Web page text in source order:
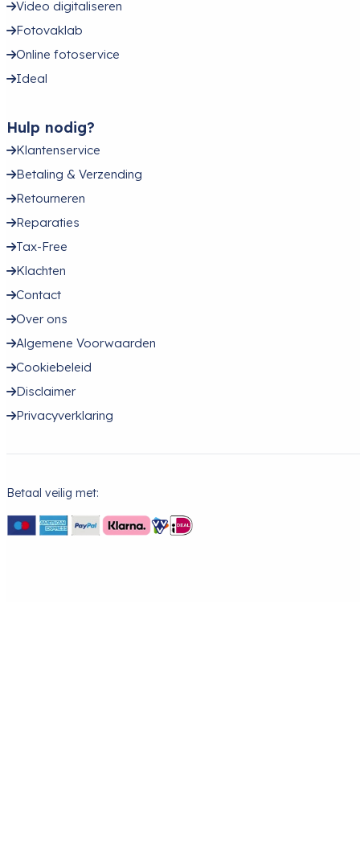
Video digitaliseren
Fotovaklab
Online fotoservice
Ideal
Hulp nodig?
Klantenservice
Betaling & Verzending
Retourneren
Reparaties
Tax-Free
Klachten
Contact
Over ons
Algemene Voorwaarden
Cookiebeleid
Disclaimer
Privacyverklaring
Betaal veilig met: